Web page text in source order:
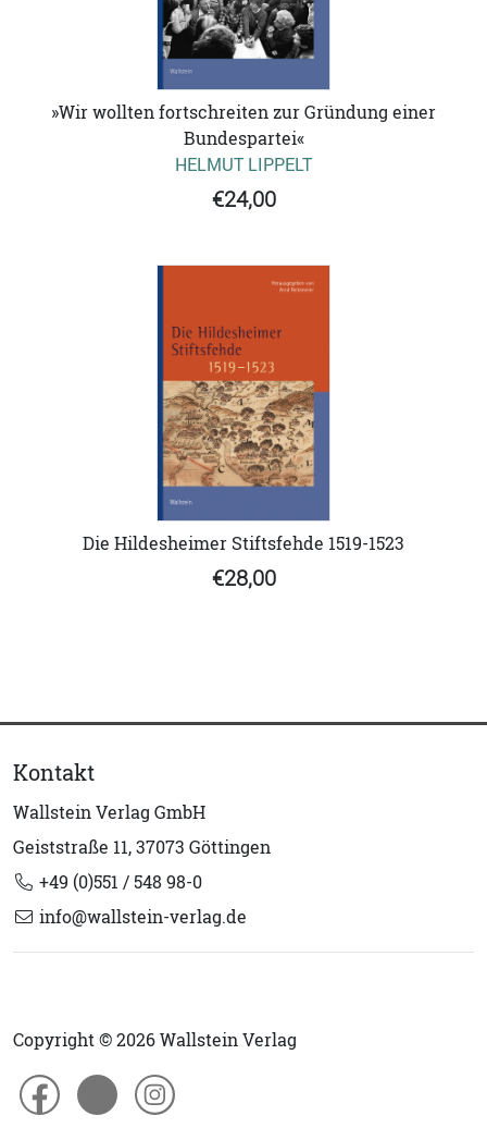
»Wir wollten fortschreiten zur Gründung einer
Bundespartei«
HELMUT LIPPELT
€24,00
Die Hildesheimer Stiftsfehde 1519-1523
€28,00
Kontakt
Wallstein Verlag GmbH
Geiststraße 11, 37073 Göttingen
+49 (0)551 / 548 98-0
info@wallstein-verlag.de
Copyright © 2026 Wallstein Verlag